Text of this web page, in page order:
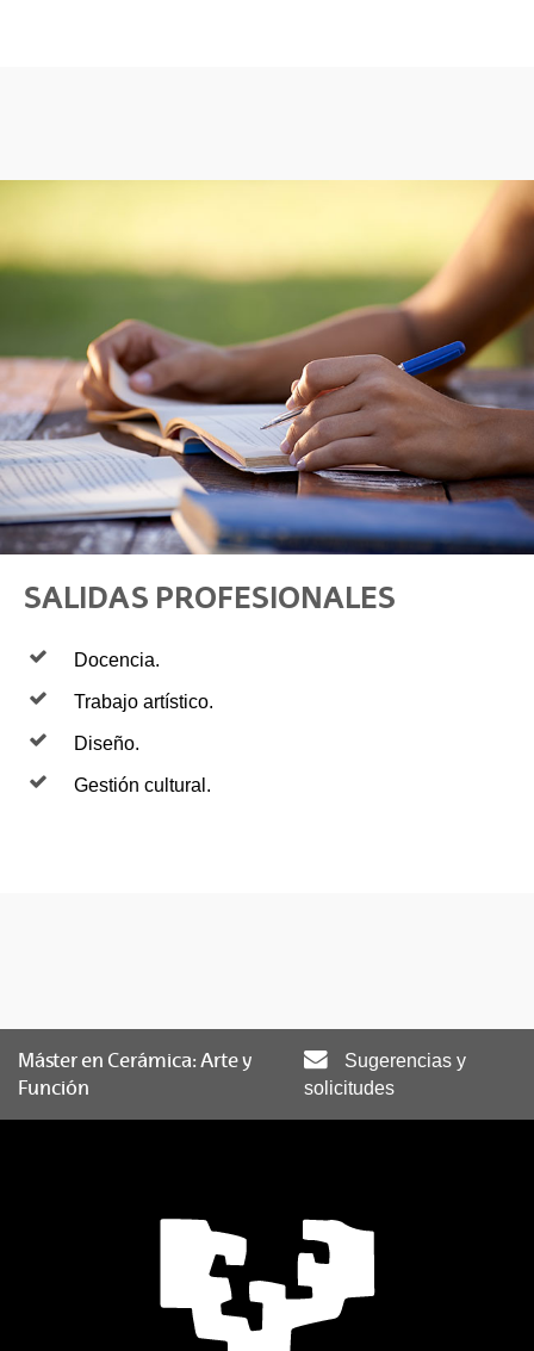
SALIDAS PROFESIONALES
Docencia.
Trabajo artístico.
Diseño.
Gestión cultural.
Máster en Cerámica: Arte y
Función
Sugerencias y
solicitudes